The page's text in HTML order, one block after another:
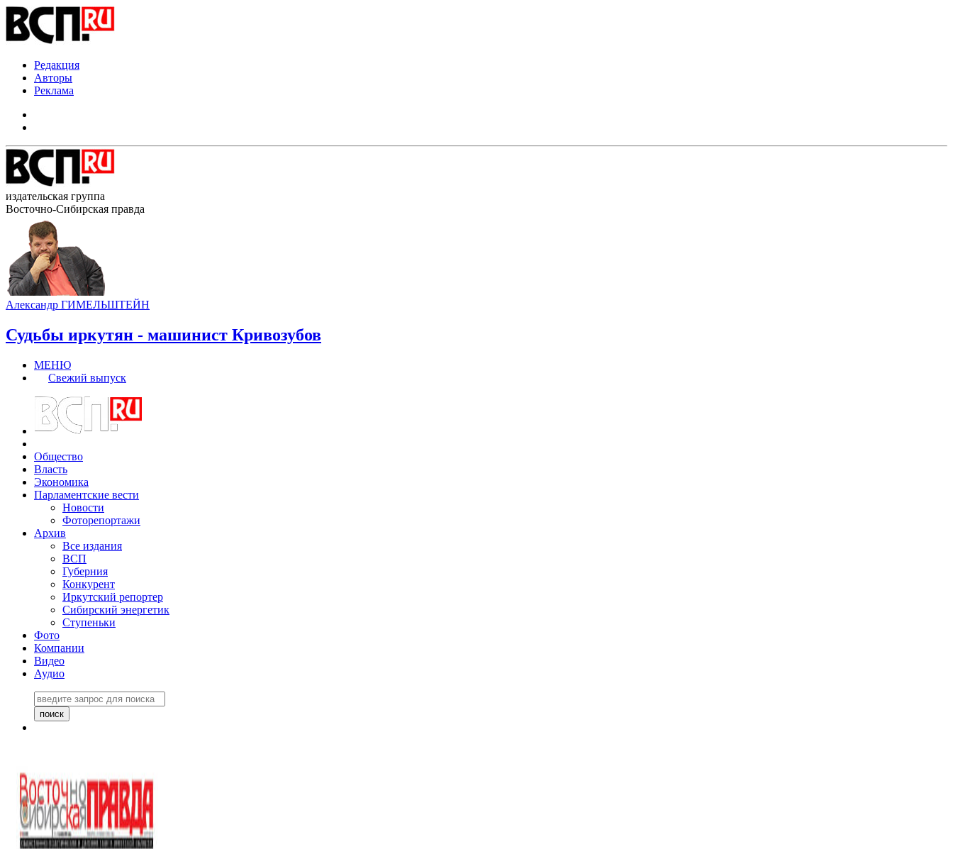
Редакция
Авторы
Реклама
издательская группа
Восточно-Сибирская правда
Александр ГИМЕЛЬШТЕЙН
Судьбы иркутян - машинист Кривозубов
МЕНЮ
Свежий выпуск
Общество
Власть
Экономика
Парламентские вести
Новости
Фоторепортажи
Архив
Все издания
ВСП
Губерния
Конкурент
Иркутский репортер
Сибирский энергетик
Ступеньки
Фото
Компании
Видео
Аудио